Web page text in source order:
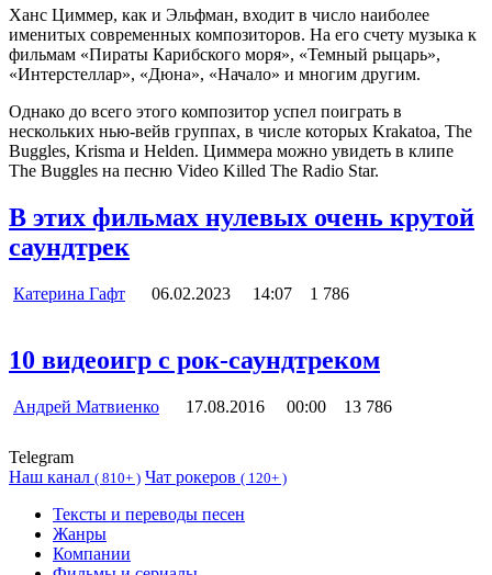
Ханс Циммер, как и Эльфман, входит в число наиболее
именитых современных композиторов. На его счету музыка к
фильмам «Пираты Карибского моря», «Темный рыцарь»,
«Интерстеллар», «Дюна», «Начало» и многим другим.
Однако до всего этого композитор успел поиграть в
нескольких нью-вейв группах, в числе которых Krakatoa, The
Buggles, Krisma и Helden. Циммера можно увидеть в клипе
The Buggles на песню Video Killed The Radio Star.
В этих фильмах нулевых очень крутой
саундтрек
Катерина Гафт 06.02.2023 14:07 1 786
10 видеоигр с рок-саундтреком
Андрей Матвиенко 17.08.2016 00:00 13 786
Telegram
Наш канал ( 810+ ) Чат рокеров ( 120+ )
Тексты и переводы песен
Жанры
Компании